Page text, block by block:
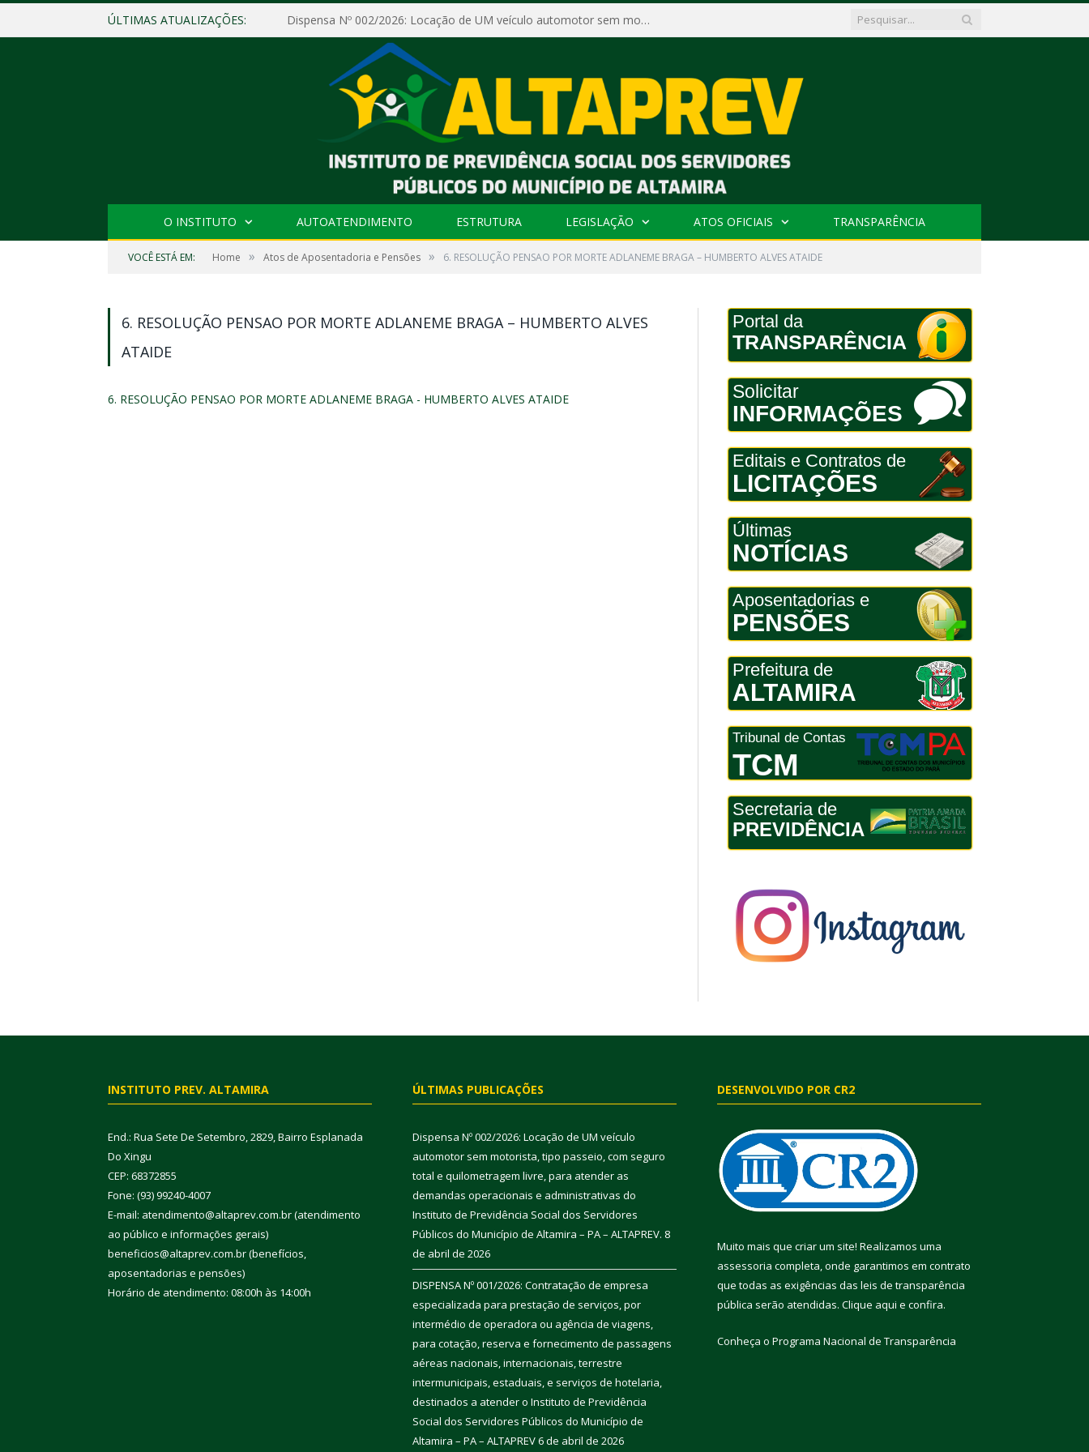
ÚLTIMAS ATUALIZAÇÕES: Dispensa Nº 002/2026: Locação de UM veículo automotor sem motorista, tipo passeio, com seguro total e quilometragem livre, para atender as demandas operacionais e administrativas do Instituto de Previdência Social dos Servidores Públicos do Município de Altamira – PA – ALTAPREV.
O INSTITUTO AUTOATENDIMENTO ESTRUTURA LEGISLAÇÃO ATOS OFICIAIS TRANSPARÊNCIA
VOCÊ ESTÁ EM: Home » Atos de Aposentadoria e Pensões » 6. RESOLUÇÃO PENSAO POR MORTE ADLANEME BRAGA – HUMBERTO ALVES ATAIDE
6. RESOLUÇÃO PENSAO POR MORTE ADLANEME BRAGA – HUMBERTO ALVES
ATAIDE
6. RESOLUÇÃO PENSAO POR MORTE ADLANEME BRAGA - HUMBERTO ALVES ATAIDE
Portal da
TRANSPARÊNCIA
Solicitar
INFORMAÇÕES
Editais e Contratos de
LICITAÇÕES
Últimas
NOTÍCIAS
Aposentadorias e
PENSÕES
Prefeitura de
ALTAMIRA
Tribunal de Contas
TCM
Secretaria de
PREVIDÊNCIA
INSTITUTO PREV. ALTAMIRA
End.: Rua Sete De Setembro, 2829, Bairro Esplanada
Do Xingu
CEP: 68372855
Fone: (93) 99240-4007
E-mail: atendimento@altaprev.com.br (atendimento
ao público e informações gerais)
beneficios@altaprev.com.br (benefícios,
aposentadorias e pensões)
Horário de atendimento: 08:00h às 14:00h
ÚLTIMAS PUBLICAÇÕES
Dispensa Nº 002/2026: Locação de UM veículo
automotor sem motorista, tipo passeio, com seguro
total e quilometragem livre, para atender as
demandas operacionais e administrativas do
Instituto de Previdência Social dos Servidores
Públicos do Município de Altamira – PA – ALTAPREV. 8
de abril de 2026
DISPENSA Nº 001/2026: Contratação de empresa
especializada para prestação de serviços, por
intermédio de operadora ou agência de viagens,
para cotação, reserva e fornecimento de passagens
aéreas nacionais, internacionais, terrestre
intermunicipais, estaduais, e serviços de hotelaria,
destinados a atender o Instituto de Previdência
Social dos Servidores Públicos do Município de
Altamira – PA – ALTAPREV6 de abril de 2026
DESENVOLVIDO POR CR2
Muito mais que criar um site! Realizamos uma
assessoria completa, onde garantimos em contrato
que todas as exigências das leis de transparência
pública serão atendidas. Clique aqui e confira.
Conheça o Programa Nacional de Transparência